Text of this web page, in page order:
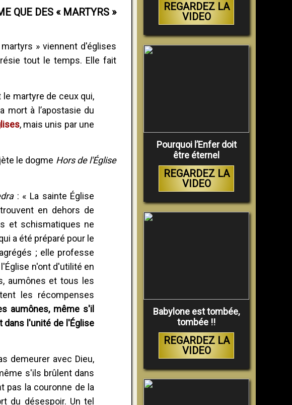
QUE DES « MARTYRS »
» viennent d'églises
tout le temps. Elle fait
le martyre de ceux qui,
mort à l’apostasie du
, mais unis par une
le dogme Hors de l'Église
: « La sainte Église
en dehors de
et schismatiques ne
a été préparé pour le
; elle professe
n'ont d'utilité en
aumônes et tous les
les récompenses
aumônes, même s'il
dans l'unité de l'Église
demeurer avec Dieu,
s'ils brûlent dans
pas la couronne de la
du désespoir. Un tel
REGARDEZ LA
VIDEO
Pourquoi l’Enfer doit
être éternel
REGARDEZ LA
VIDEO
Babylone est tombée,
tombée !!
REGARDEZ LA
VIDEO